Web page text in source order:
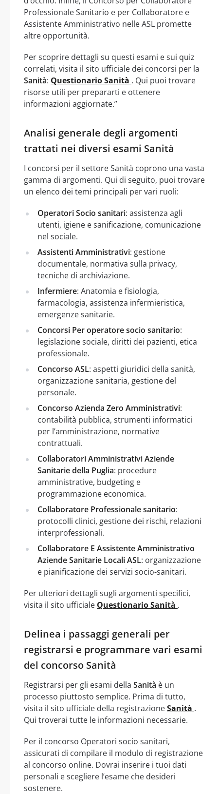
Professionale Sanitario e per Collaboratore e
Assistente Amministrativo nelle ASL promette
altre opportunità.
Per scoprire dettagli su questi esami e sui quiz
correlati, visita il sito ufficiale dei concorsi per la
Sanità: Questionario Sanità . Qui puoi trovare
risorse utili per prepararti e ottenere
informazioni aggiornate.”
Analisi generale degli argomenti
trattati nei diversi esami Sanità
I concorsi per il settore Sanità coprono una vasta
gamma di argomenti. Qui di seguito, puoi trovare
un elenco dei temi principali per vari ruoli:
Operatori Socio sanitari: assistenza agli
utenti, igiene e sanificazione, comunicazione
nel sociale.
Assistenti Amministrativi: gestione
documentale, normativa sulla privacy,
tecniche di archiviazione.
Infermiere: Anatomia e fisiologia,
farmacologia, assistenza infermieristica,
emergenze sanitarie.
Concorsi Per operatore socio sanitario:
legislazione sociale, diritti dei pazienti, etica
professionale.
Concorso ASL: aspetti giuridici della sanità,
organizzazione sanitaria, gestione del
personale.
Concorso Azienda Zero Amministrativi:
contabilità pubblica, strumenti informatici
per l’amministrazione, normative
contrattuali.
Collaboratori Amministrativi Aziende
Sanitarie della Puglia: procedure
amministrative, budgeting e
programmazione economica.
Collaboratore Professionale sanitario:
protocolli clinici, gestione dei rischi, relazioni
interprofessionali.
Collaboratore E Assistente Amministrativo
Aziende Sanitarie Locali ASL: organizzazione
e pianificazione dei servizi socio-sanitari.
Per ulteriori dettagli sugli argomenti specifici,
visita il sito ufficiale Questionario Sanità .
Delinea i passaggi generali per
registrarsi e programmare vari esami
del concorso Sanità
Registrarsi per gli esami della Sanità è un
processo piuttosto semplice. Prima di tutto,
visita il sito ufficiale della registrazioneSanità .
Qui troverai tutte le informazioni necessarie.
Per il concorso Operatori socio sanitari,
assicurati di compilare il modulo di registrazione
al concorso online. Dovrai inserire i tuoi dati
personali e scegliere l’esame che desideri
sostenere.